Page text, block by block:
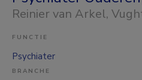
Reinier van Arkel,
FUNCTIE
Psychiater
BRANCHE